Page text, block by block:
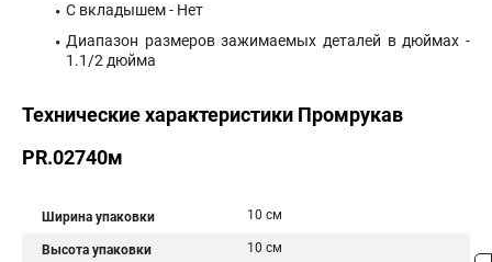
С вкладышем - Нет
Диапазон размеров зажимаемых деталей в дюймах -
1.1/2 дюйма
Технические характеристики Промрукав
PR.02740м
Ширина упаковки 10 см
Высота упаковки 10 см